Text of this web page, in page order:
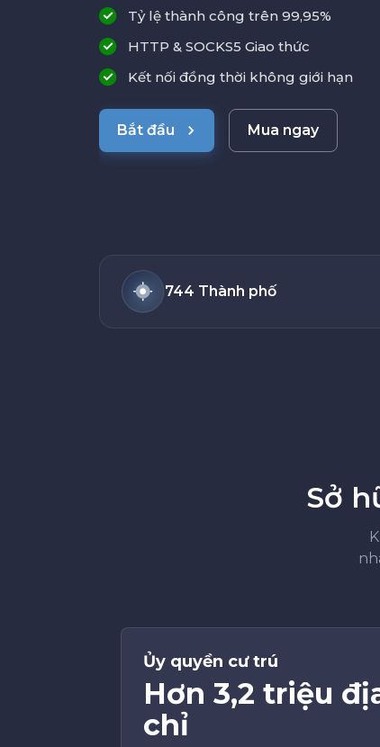
Tỷ lệ thành công trên 99,95%
HTTP & SOCKS5 Giao thức
Kết nối đồng thời không giới hạn
Bắt đầu Mua ngay
744 Thành phố
Sở
Ủy quyền cư trú
Hơn 3,2 triệu
chỉ